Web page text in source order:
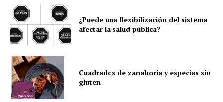
¿Puede una flexibilización del sistema
afectar la salud pública?
Cuadrados de zanahoria y especias sin
gluten